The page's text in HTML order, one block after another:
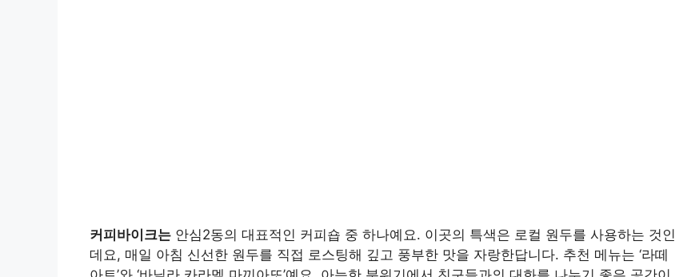
커피바이크는 안심2동의 대표적인 커피숍 중 하나예요. 이곳의 특색은 로컬 원두를 사용하는 것인
데요, 매일 아침 신선한 원두를 직접 로스팅해 깊고 풍부한 맛을 자랑한답니다. 추천 메뉴는 ‘라떼